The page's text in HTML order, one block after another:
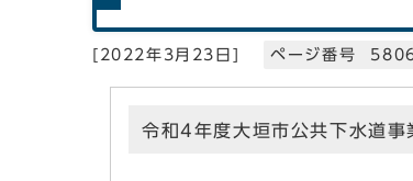
2022年3月23日 ページ番号
令和4年度大垣市公共下水道事